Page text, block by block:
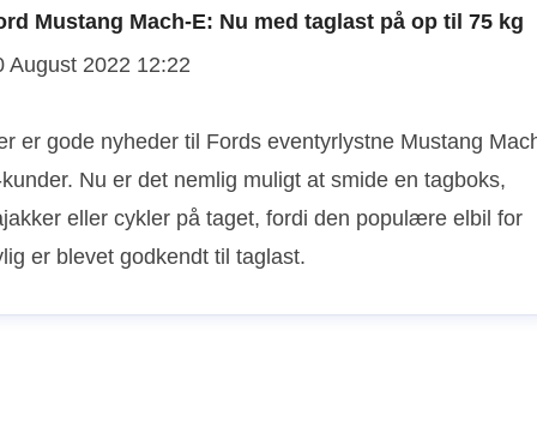
Mustang Mach-E: Nu med taglast på op til 75 kg
August 2022 12:22
er gode nyheder til Fords eventyrlystne Mustang
Nu er det nemlig muligt at smide en tagboks,
eller cykler på taget, fordi den populære elbil for
er blevet godkendt til taglast.